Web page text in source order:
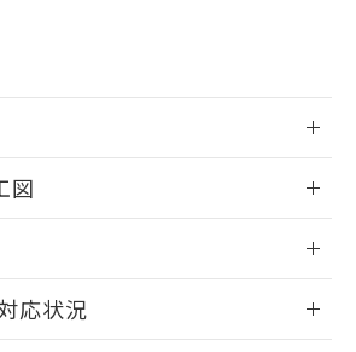
図
ます。
応状況
発行日時点で非含有を証明す
去に遡って非含有を証明する
指令のフタル酸エステル類４
は、対応完了までの期間は出
応品が混在することから備考
対応品への在庫切替を完了
から、特段のことがない限
月12日より割愛しておりま